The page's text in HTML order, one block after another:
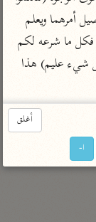
اشترك
أغلق
ا-